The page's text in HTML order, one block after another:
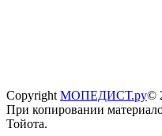
Copyright МОПЕДИСТ.ру©
При копировании
Тойота.